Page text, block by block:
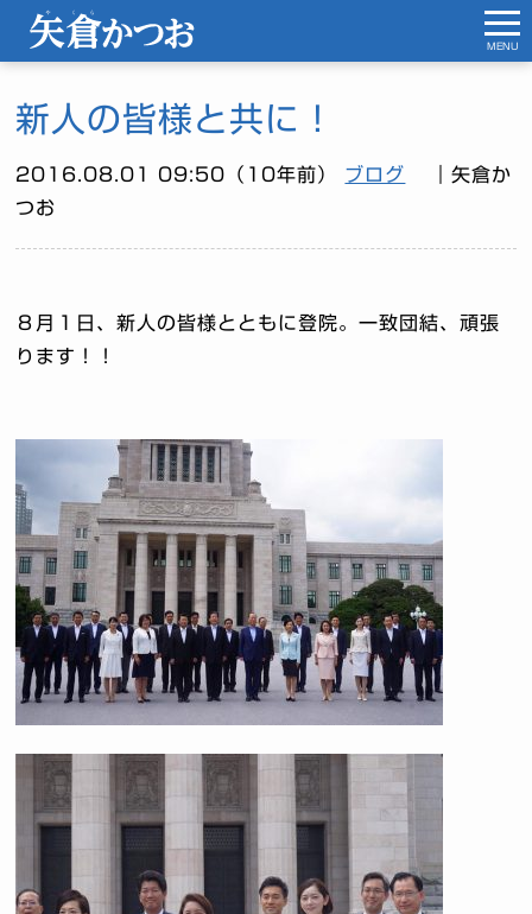
新人の皆様と共に！
2016.08.01 09:50（10年前） ブログ
｜矢倉か
つお
８月１日、新人の皆様とともに登院。一致団結、頑張
ります！！
MENU